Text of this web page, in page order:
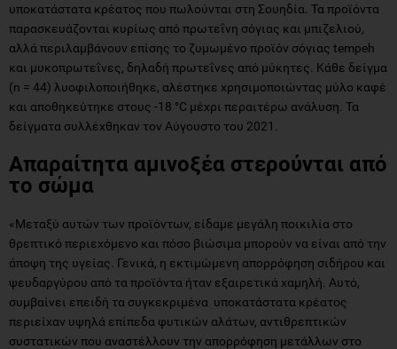
υποκατάστατα κρέατος που πωλούνται στη Σουηδία. Τα προϊόντα
παρασκευάζονται κυρίως από πρωτεΐνη σόγιας και μπιζελιού,
αλλά περιλαμβάνουν επίσης το ζυμωμένο προϊόν σόγιας tempeh
και μυκοπρωτεΐνες, δηλαδή πρωτεΐνες από μύκητες. Κάθε δείγμα
(n = 44) λυοφιλοποιήθηκε, αλέστηκε χρησιμοποιώντας μύλο καφέ
και αποθηκεύτηκε στους -18 °C μέχρι περαιτέρω ανάλυση. Τα
δείγματα συλλέχθηκαν τον Αύγουστο του 2021.
Απαραίτητα αμινοξέα στερούνται από
το σώμα
«Μεταξύ αυτών των προϊόντων, είδαμε μεγάλη ποικιλία στο
θρεπτικό περιεχόμενο και πόσο βιώσιμα μπορούν να είναι από την
άποψη της υγείας. Γενικά, η εκτιμώμενη απορρόφηση σιδήρου και
ψευδαργύρου από τα προϊόντα ήταν εξαιρετικά χαμηλή. Αυτό,
συμβαίνει επειδή τα συγκεκριμένα υποκατάστατα κρέατος
περιείχαν υψηλά επίπεδα φυτικών αλάτων, αντιθρεπτικών
συστατικών που αναστέλλουν την απορρόφηση μετάλλων στο